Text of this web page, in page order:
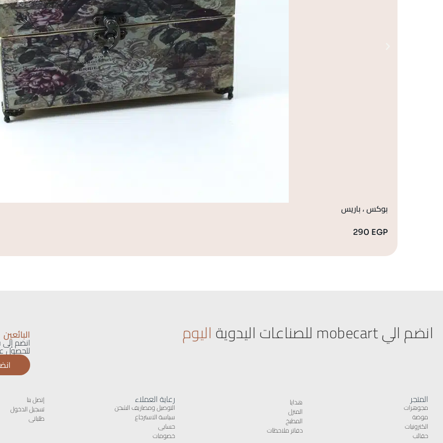
بوكس ، باريس
290 EGP
انضم الي mobecart للصناعات اليدوية اليوم البائعين
انضم إلى
للحصول
المتجر
مجوهرات
موضة
الكترونيات
حقائب
هدايا
المنزل
المطبخ
دفاتر ملاحظات
رعاية العملاء
التوصيل ومصاريف الشحن
سياسة الاسترجاع
حسابى
خصومات
إتصل بنا
تسجيل الدخول
طلباتى